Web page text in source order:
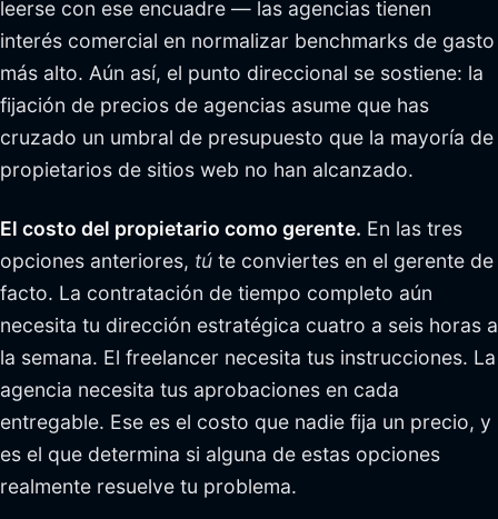
leerse con ese encuadre — las agencias tienen
interés comercial en normalizar benchmarks de gasto
más alto. Aún así, el punto direccional se sostiene: la
fijación de precios de agencias asume que has
cruzado un umbral de presupuesto que la mayoría de
propietarios de sitios web no han alcanzado.
El costo del propietario como gerente. En las tres
opciones anteriores, tú te conviertes en el gerente de
facto. La contratación de tiempo completo aún
necesita tu dirección estratégica cuatro a seis horas a
la semana. El freelancer necesita tus instrucciones. La
agencia necesita tus aprobaciones en cada
entregable. Ese es el costo que nadie fija un precio, y
es el que determina si alguna de estas opciones
realmente resuelve tu problema.